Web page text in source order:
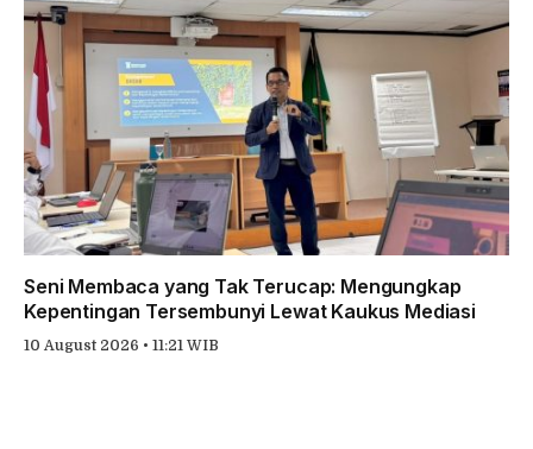
Seni Membaca yang Tak Terucap: Mengungkap
Kepentingan Tersembunyi Lewat Kaukus Mediasi
10 August 2026 • 11:21 WIB